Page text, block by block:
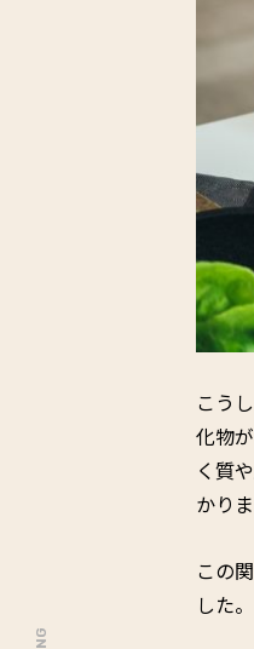
こう
化物
く質
かり
この
した。